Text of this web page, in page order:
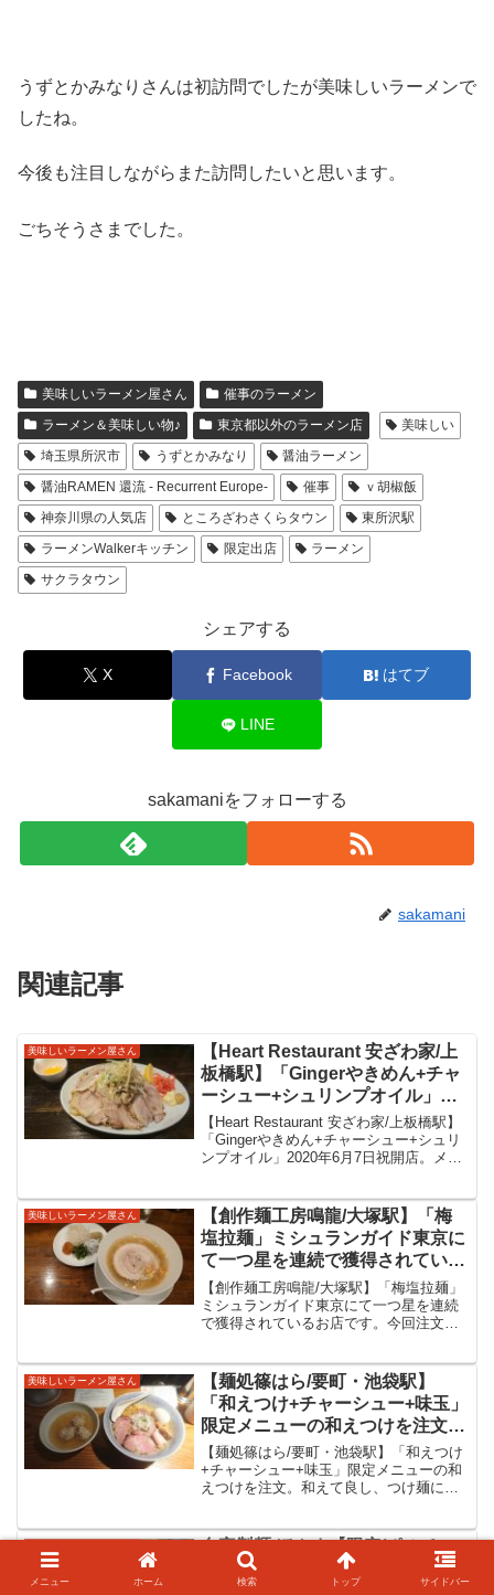
うずとかみなりさんは初訪問でしたが美味しいラーメンで
したね。
今後も注目しながらまた訪問したいと思います。
ごちそうさまでした。
美味しいラーメン屋さん
催事のラーメン
ラーメン＆美味しい物♪
東京都以外のラーメン店
美味しい
埼玉県所沢市
うずとかみなり
醤油ラーメン
醤油RAMEN 還流 - Recurrent Europe-
催事
ｖ胡椒飯
神奈川県の人気店
ところざわさくらタウン
東所沢駅
ラーメンWalkerキッチン
限定出店
ラーメン
サクラタウン
シェアする
X Facebook はてブ
LINE
sakamaniをフォローする
sakamani
関連記事
美味しいラーメン屋さん
【Heart Restaurant 安ざわ家/上
板橋駅】「Gingerやきめん+チャ
ーシュー+シュリンプオイル」
2020年6月7日祝開店。メニュー
を一新しリニューアル。美味しい
新メニューの焼きめんをいただい
【Heart Restaurant 安ざわ家/上板橋駅】
「Gingerやきめん+チャーシュー+シュリ
ンプオイル」2020年6月7日祝開店。メニ
た。【Heart Rest...
美味しいラーメン屋さん
【創作麺工房鳴龍/大塚駅】「梅
塩拉麺」ミシュランガイド東京に
て一つ星を連続で獲得されている
お店です。今回注文の梅塩拉麺は
塩拉麺に加え別皿で薬味が提供さ
れます。旨味が重なり非常に美味
た。
【創作麺工房鳴龍/大塚駅】「梅塩拉麺」
ミシュランガイド東京にて一つ星を連続
で獲得されているお店です。今回注文の
い塩ラーメンをいただきました。【創作
麺工房鳴龍/大塚駅】ミ...
美味しいラーメン屋さん
【麺処篠はら/要町・池袋駅】
「和えつけ+チャーシュー+味玉」
限定メニューの和えつけを注文。
和えて良し、つけ麺にしても良
し、ラーメンにしても良し。一品
で何度も美味しい限定メニューを
【麺処篠はら/要町・池袋駅】「和えつけ
+チャーシュー+味玉」限定メニューの和
えつけを注文。和えて良し、つけ麺にし
いてきました。【麺処篠はら/要町・池袋
駅】池袋駅と要町駅...
自家製麺 ほんま【限定/ポルチー
ニ香る４種きのこのらーめん
（塩）】東京都文京区駒込駅 新
メニュー ホーム 検索 トップ サイドバー